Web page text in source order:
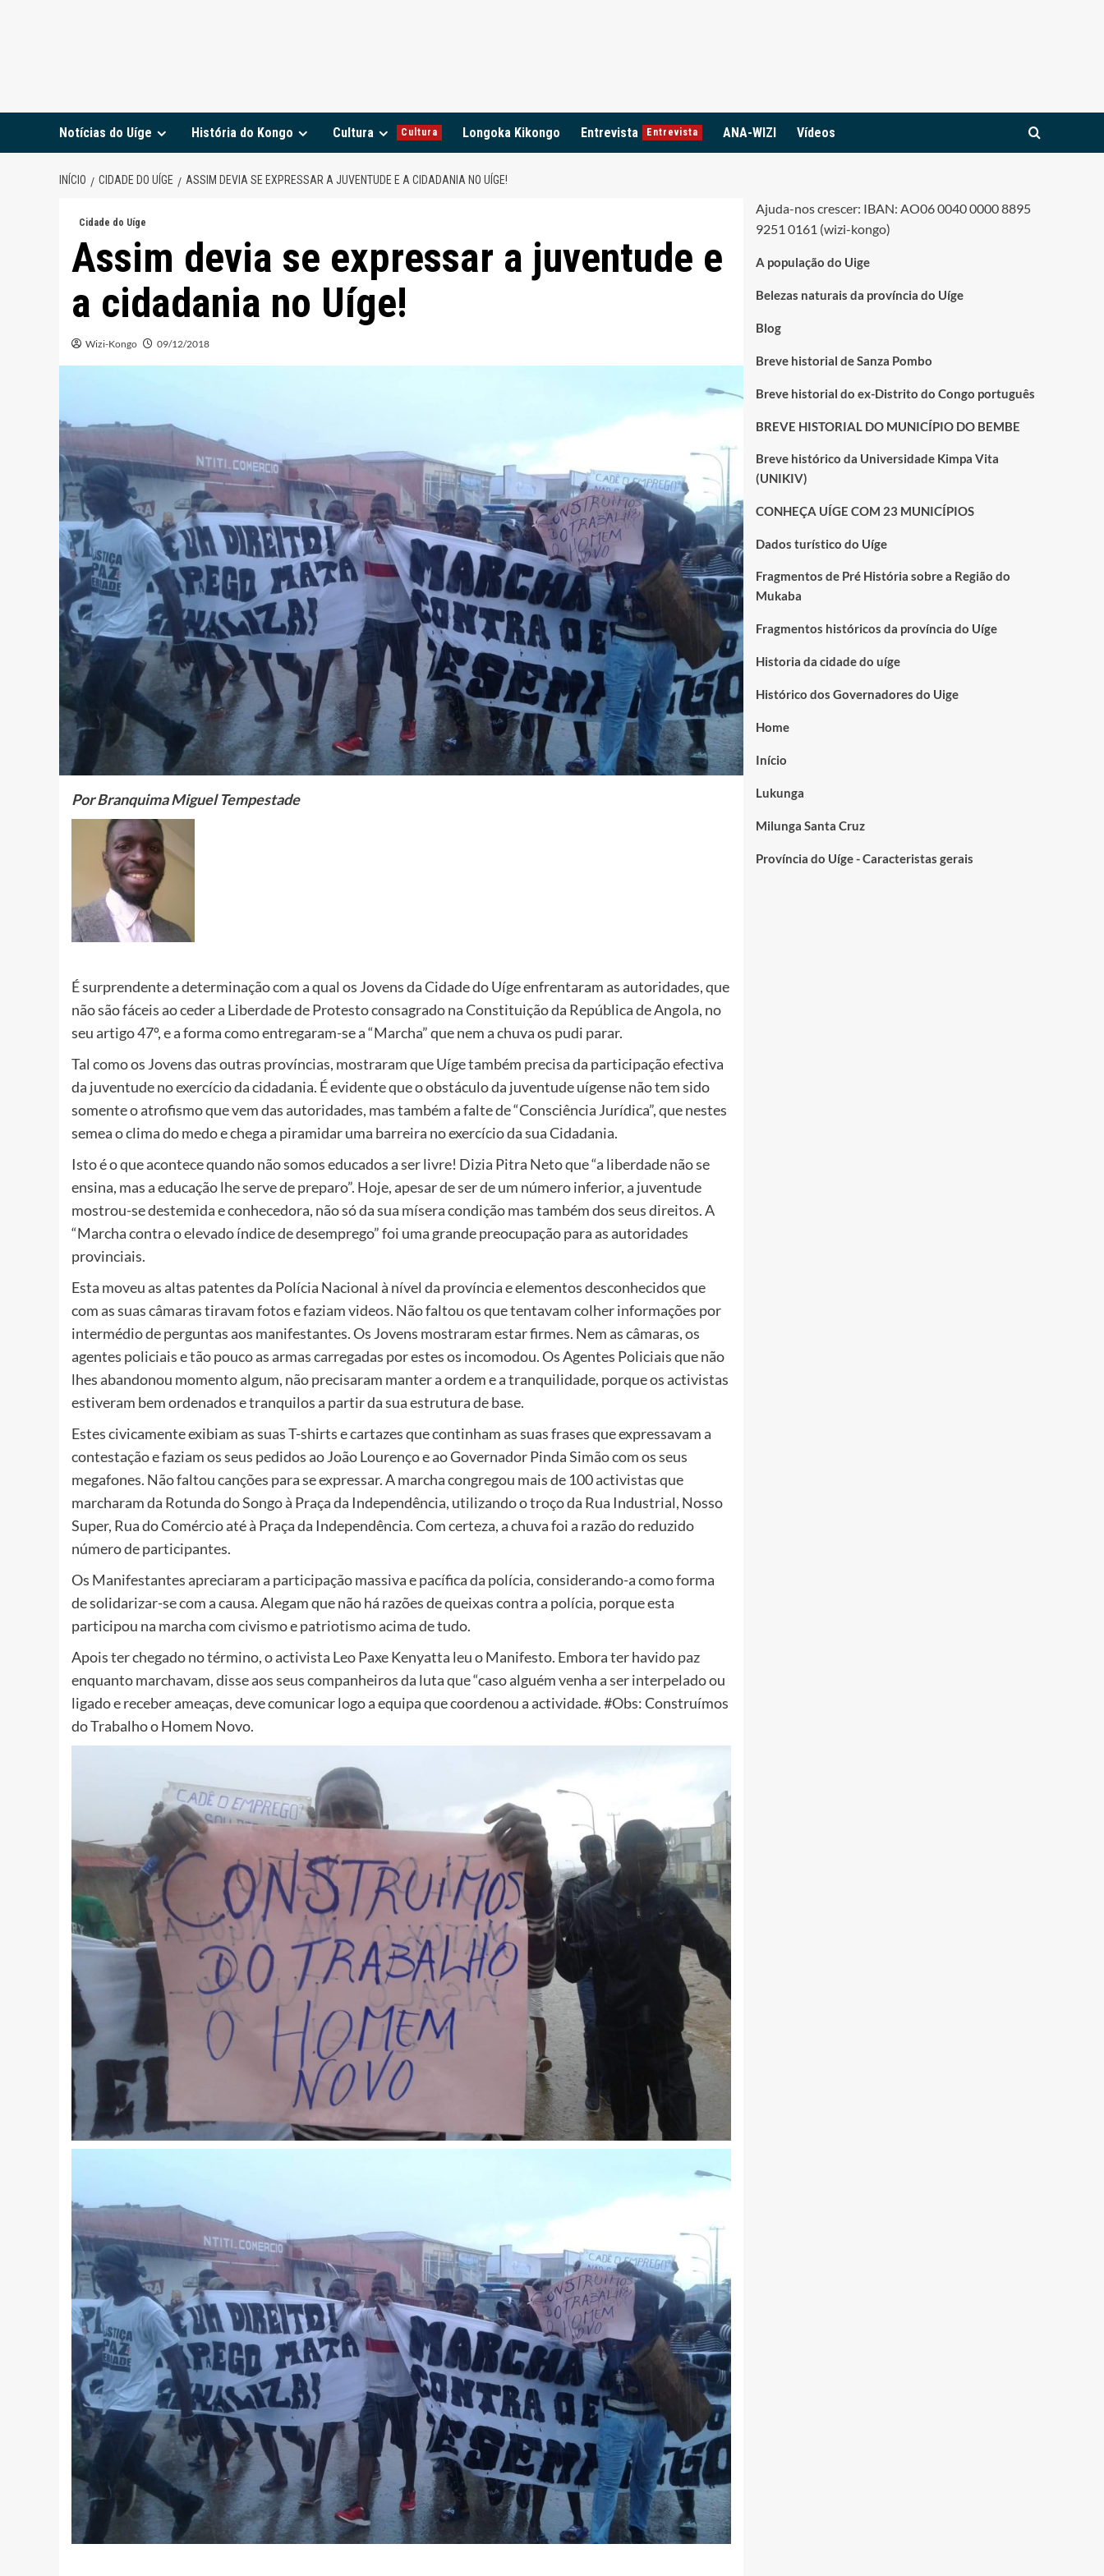
Notícias do Uíge História do Kongo Cultura Cultura Longoka Kikongo Entrevista Entrevista ANA-WIZI Vídeos
INÍCIO CIDADE DO UÍGE ASSIM DEVIA SE EXPRESSAR A JUVENTUDE E A CIDADANIA NO UÍGE!
Cidade do Uíge
Assim devia se expressar a juventude e
a cidadania no Uíge!
Wizi-Kongo 09/12/2018
Por Branquima Miguel Tempestade
É surprendente a determinação com a qual os Jovens da Cidade do Uíge enfrentaram as autoridades, que
não são fáceis ao ceder a Liberdade de Protesto consagrado na Constituição da República de Angola, no
seu artigo 47º, e a forma como entregaram-se a “Marcha” que nem a chuva os pudi parar.
Tal como os Jovens das outras províncias, mostraram que Uíge também precisa da participação efectiva
da juventude no exercício da cidadania. É evidente que o obstáculo da juventude uígense não tem sido
somente o atrofismo que vem das autoridades, mas também a falte de “Consciência Jurídica”, que nestes
semea o clima do medo e chega a piramidar uma barreira no exercício da sua Cidadania.
Isto é o que acontece quando não somos educados a ser livre! Dizia Pitra Neto que “a liberdade não se
ensina, mas a educação lhe serve de preparo”. Hoje, apesar de ser de um número inferior, a juventude
mostrou-se destemida e conhecedora, não só da sua mísera condição mas também dos seus direitos. A
“Marcha contra o elevado índice de desemprego” foi uma grande preocupação para as autoridades
provinciais.
Esta moveu as altas patentes da Polícia Nacional à nível da província e elementos desconhecidos que
com as suas câmaras tiravam fotos e faziam videos. Não faltou os que tentavam colher informações por
intermédio de perguntas aos manifestantes. Os Jovens mostraram estar firmes. Nem as câmaras, os
agentes policiais e tão pouco as armas carregadas por estes os incomodou. Os Agentes Policiais que não
lhes abandonou momento algum, não precisaram manter a ordem e a tranquilidade, porque os activistas
estiveram bem ordenados e tranquilos a partir da sua estrutura de base.
Estes civicamente exibiam as suas T-shirts e cartazes que continham as suas frases que expressavam a
contestação e faziam os seus pedidos ao João Lourenço e ao Governador Pinda Simão com os seus
megafones. Não faltou canções para se expressar. A marcha congregou mais de 100 activistas que
marcharam da Rotunda do Songo à Praça da Independência, utilizando o troço da Rua Industrial, Nosso
Super, Rua do Comércio até à Praça da Independência. Com certeza, a chuva foi a razão do reduzido
número de participantes.
Os Manifestantes apreciaram a participação massiva e pacífica da polícia, considerando-a como forma
de solidarizar-se com a causa. Alegam que não há razões de queixas contra a polícia, porque esta
participou na marcha com civismo e patriotismo acima de tudo.
Apois ter chegado no término, o activista Leo Paxe Kenyatta leu o Manifesto. Embora ter havido paz
enquanto marchavam, disse aos seus companheiros da luta que “caso alguém venha a ser interpelado ou
ligado e receber ameaças, deve comunicar logo a equipa que coordenou a actividade. #Obs: Construímos
do Trabalho o Homem Novo.
Ajuda-nos crescer: IBAN: AO06 0040 0000 8895
9251 0161 (wizi-kongo)
A população do Uige
Belezas naturais da província do Uíge
Blog
Breve historial de Sanza Pombo
Breve historial do ex-Distrito do Congo português
BREVE HISTORIAL DO MUNICÍPIO DO BEMBE
Breve histórico da Universidade Kimpa Vita
(UNIKIV)
CONHEÇA UÍGE COM 23 MUNICÍPIOS
Dados turístico do Uíge
Fragmentos de Pré História sobre a Região do
Mukaba
Fragmentos históricos da província do Uíge
Historia da cidade do uíge
Histórico dos Governadores do Uige
Home
Início
Lukunga
Milunga Santa Cruz
Província do Uíge - Caracteristas gerais